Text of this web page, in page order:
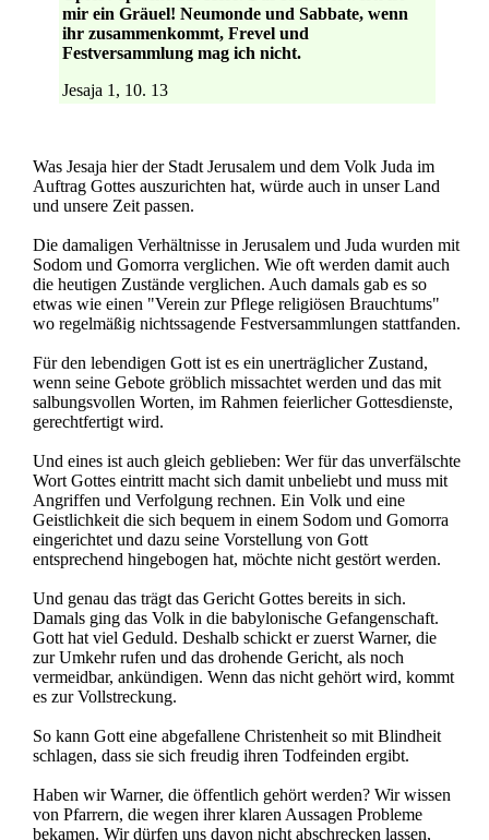
mir ein Gräuel! Neumonde und Sabbate, wenn
ihr zusammenkommt, Frevel und
Festversammlung mag ich nicht.
Jesaja 1, 10. 13
Was Jesaja hier der Stadt Jerusalem und dem Volk Juda im
Auftrag Gottes auszurichten hat, würde auch in unser Land
und unsere Zeit passen.
Die damaligen Verhältnisse in Jerusalem und Juda wurden mit
Sodom und Gomorra verglichen. Wie oft werden damit auch
die heutigen Zustände verglichen. Auch damals gab es so
etwas wie einen "Verein zur Pflege religiösen Brauchtums"
wo regelmäßig nichtssagende Festversammlungen stattfanden.
Für den lebendigen Gott ist es ein unerträglicher Zustand,
wenn seine Gebote gröblich missachtet werden und das mit
salbungsvollen Worten, im Rahmen feierlicher Gottesdienste,
gerechtfertigt wird.
Und eines ist auch gleich geblieben: Wer für das unverfälschte
Wort Gottes eintritt macht sich damit unbeliebt und muss mit
Angriffen und Verfolgung rechnen. Ein Volk und eine
Geistlichkeit die sich bequem in einem Sodom und Gomorra
eingerichtet und dazu seine Vorstellung von Gott
entsprechend hingebogen hat, möchte nicht gestört werden.
Und genau das trägt das Gericht Gottes bereits in sich.
Damals ging das Volk in die babylonische Gefangenschaft.
Gott hat viel Geduld. Deshalb schickt er zuerst Warner, die
zur Umkehr rufen und das drohende Gericht, als noch
vermeidbar, ankündigen. Wenn das nicht gehört wird, kommt
es zur Vollstreckung.
So kann Gott eine abgefallene Christenheit so mit Blindheit
schlagen, dass sie sich freudig ihren Todfeinden ergibt.
Haben wir Warner, die öffentlich gehört werden? Wir wissen
von Pfarrern, die wegen ihrer klaren Aussagen Probleme
bekamen. Wir dürfen uns davon nicht abschrecken lassen,